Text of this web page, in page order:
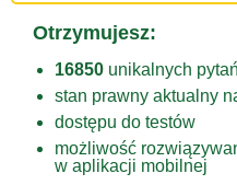
Otrzymujesz:
16850 unikalnych
stan prawny aktualny
dostępu do testów
możliwość
w aplikacji mobilnej